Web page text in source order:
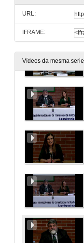
URL:
IFRAME:
Vídeos da mesma serie